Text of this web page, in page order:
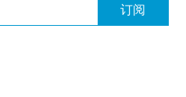
订阅